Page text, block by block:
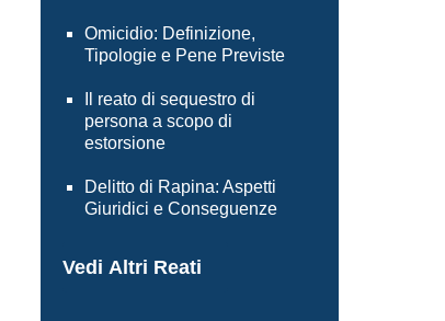
Omicidio: Definizione,
Tipologie e Pene Previste
Il reato di sequestro di
persona a scopo di
estorsione
Delitto di Rapina: Aspetti
Giuridici e Conseguenze
Vedi Altri Reati